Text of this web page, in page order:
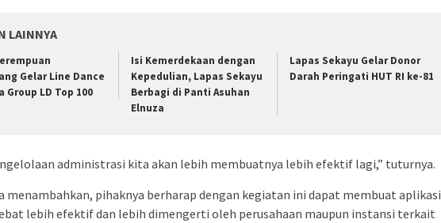
LAINNYA
Gelar Line Dance
Group LD Top 100
Isi Kemerdekaan dengan
Kepedulian, Lapas Sekayu
Berbagi di Panti Asuhan
Elnuza
Lapas Sekayu Gelar Donor
Darah Peringati HUT RI ke-81
administrasi kita akan lebih membuatnya lebih efektif lagi,” tuturnya.
menambahkan, pihaknya berharap dengan kegiatan ini dapat membuat aplikasi
lebih efektif dan lebih dimengerti oleh perusahaan maupun instansi terkait